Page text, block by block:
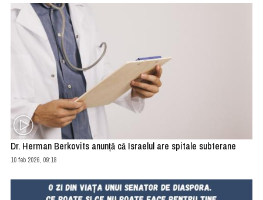
Dr. Herman Berkovits anunţă că Israelul are spitale subterane
10 feb 2026, 09:18